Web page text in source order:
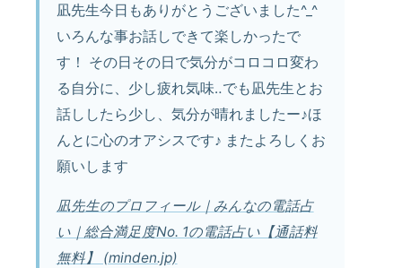
凪先生今日もありがとうございました^_^
いろんな事お話しできて楽しかったで
す！ その日その日で気分がコロコロ変わ
る自分に、少し疲れ気味‥でも凪先生とお
話ししたら少し、気分が晴れましたー♪ほ
んとに心のオアシスです♪ またよろしくお
願いします
凪先生のプロフィール｜みんなの電話占
い｜総合満足度No. 1の電話占い【通話料
無料】 (minden.jp)